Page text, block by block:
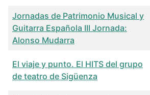
Título Fecha de publicación Autor
Jornadas de Patrimonio Musical y
Guitarra Española III Jornada:
Alonso Mudarra
El viaje y punto. El HITS del grupo
de teatro de Sigüenza